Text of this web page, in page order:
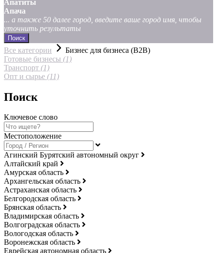
Апатиты
Апача
... а также 50 далее город, введите ваше город имя, чтобы
уточнить результаты
Поиск
Все категории
Бизнес для бизнеса (B2B)
Готовые бизнесы (1)
Транспорт (1)
Опт и сырье (11)
Поиск
Ключевое слово
Местоположение
Агинский Бурятский автономный округ
Алтайский край
Амурская область
Архангельская область
Астраханская область
Белгородская область
Брянская область
Владимирская область
Волгоградская область
Вологодская область
Воронежская область
Еврейская автономная область